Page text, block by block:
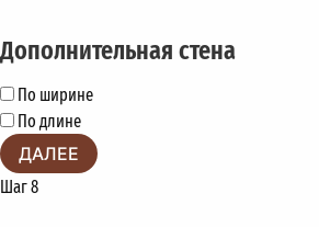
Дополнительная стена
По ширине
По длине
ДАЛЕЕ
Шаг 8